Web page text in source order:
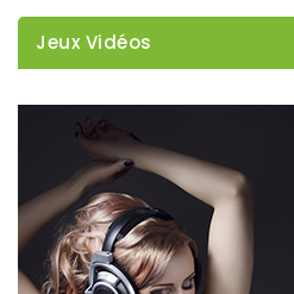
Jeux Vidéos